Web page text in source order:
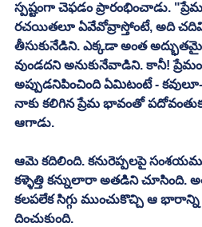
స్పష్టంగా చెఫడం ప్రారంభించాడు.
రచయితలూ ఏవేవోవ్రాస్తోంటే, అది
తీసుకునేడిని. ఎక్కడా అంత
వుండదని అనుకునేవాడిని. కానీ!
అప్పుడనిపించింది ఏమిటంటే -
నాకు కలిగిన ప్రేమ భావంతో
ఆగాడు.
ఆమె కదిలింది. కనురెప్పలపై
కళ్ళెత్తి కన్నులారా అతడిని చూసింది.
కలపలేక సిగ్గు ముంచుకొచ్చి ఆ భారాన్ని
దించుకుంది.